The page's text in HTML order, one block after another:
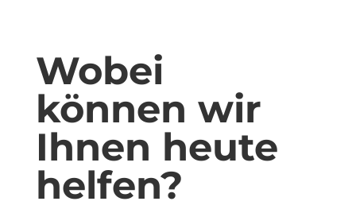
Wobei
können wir
Ihnen heute
helfen?